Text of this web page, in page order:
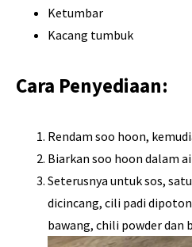
Ketumbar
Kacang tumbuk
Cara Penyediaan:
Rendam soo hoon,
Biarkan soo hoon dalam
Seterusnya untuk sos,
dicincang, cili padi
bawang, chili powder dan